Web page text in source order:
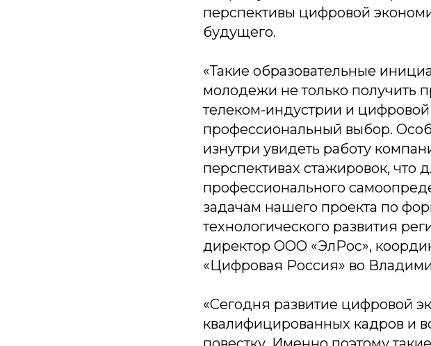
перспективы цифровой
будущего.
«Такие образовательные
молодежи не только получить
телеком-индустрии и
профессиональный выбор.
изнутри увидеть работу
перспективах стажировок, что
профессионального
задачам нашего проекта по
технологического развития
директор ООО «ЭлРос»,
«Цифровая Россия» во
«Сегодня развитие цифровой
квалифицированных кадров и